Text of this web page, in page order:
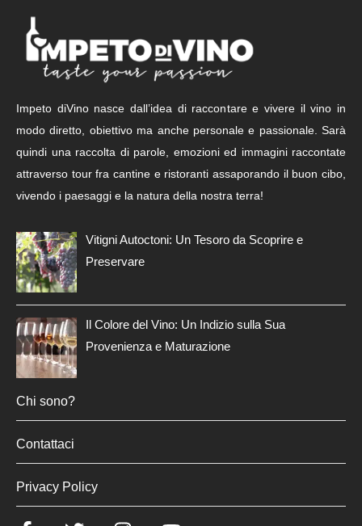
Impeto diVino nasce dall’idea di raccontare e vivere il vino in
modo diretto, obiettivo ma anche personale e passionale. Sarà
quindi una raccolta di parole, emozioni ed immagini raccontate
attraverso tour fra cantine e ristoranti assaporando il buon cibo,
vivendo i paesaggi e la natura della nostra terra!
Vitigni Autoctoni: Un Tesoro da Scoprire e
Preservare
Il Colore del Vino: Un Indizio sulla Sua
Provenienza e Maturazione
Chi sono?
Contattaci
Privacy Policy